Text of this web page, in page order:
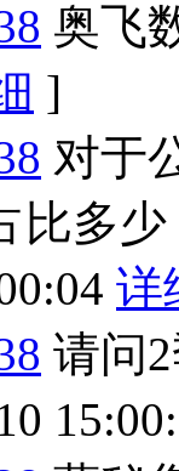
奥飞
]
对于
比多
详
请问